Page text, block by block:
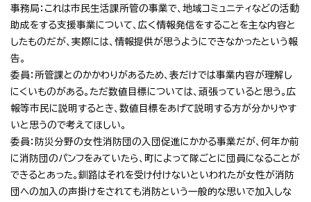
事務局：これは市民生活課所管の事業で、地域コミュニティなどの活動
助成をする支援事業について、広く情報発信をすることを主な内容と
したものだが、実際には、情報提供が思うようにできなかったという報
告。
委員：所管課とのかかわりがあるため、表だけでは事業内容が理解し
にくいものがある。ただ数値目標については、頑張っていると思う。広
報等市民に説明するとき、数値目標をあげて説明する方が分かりやす
いと思うので考えてほしい。
委員：防災分野の女性消防団の入団促進にかかる事業だが、何年か前
に消防団のパンフをみていたら、町によって隊ごとに団員になることが
できるとあった。釧路はそれを受け付けないといわれたが女性が消防
団への加入の声掛けをされても消防という一般的な思いで加入しな